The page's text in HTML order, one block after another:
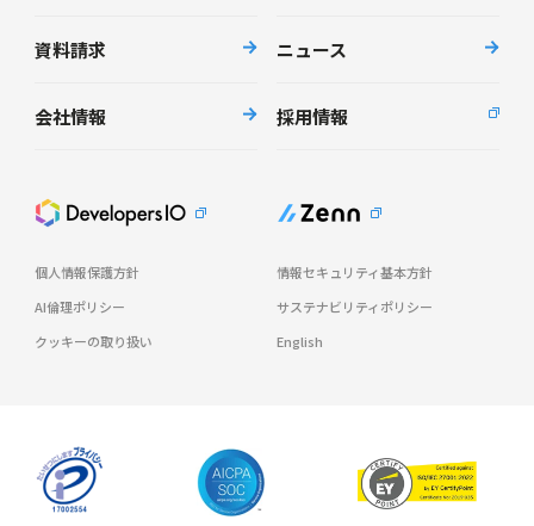
資料請求 ニュース
会社情報 採用情報
個人情報保護方針
情報セキュリティ基本方針
AI倫理ポリシー
サステナビリティポリシー
クッキーの取り扱い
English